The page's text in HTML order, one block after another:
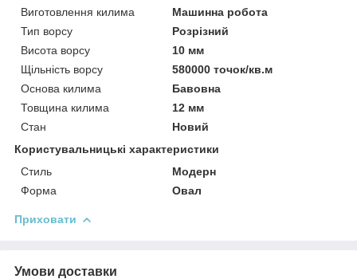
Виготовлення килима
Машинна робота
Тип ворсу
Розрізний
Висота ворсу
10 мм
Щільність ворсу
580000 точок/кв.м
Основа килима
Бавовна
Товщина килима
12 мм
Стан
Новий
Користувальницькі характеристики
Стиль
Модерн
Форма
Овал
Приховати
Умови доставки